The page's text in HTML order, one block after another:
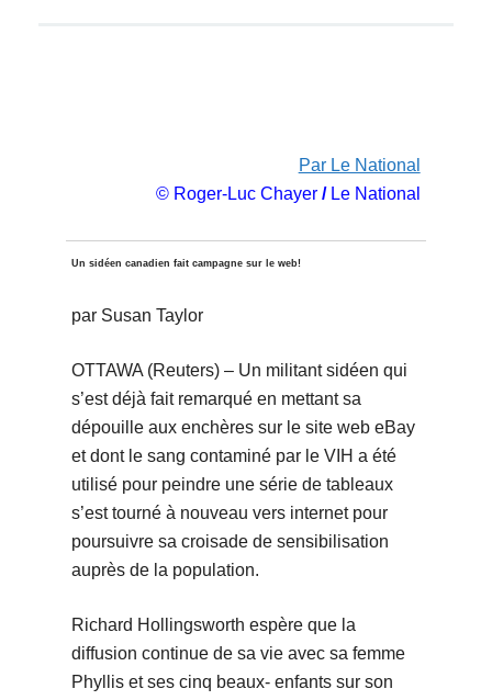
Par Le National
© Roger-Luc Chayer/Le National
Un sidéen canadien fait campagne sur le web!
par Susan Taylor
OTTAWA (Reuters) – Un militant sidéen qui
s’est déjà fait remarqué en mettant sa
dépouille aux enchères sur le site web eBay
et dont le sang contaminé par le VIH a été
utilisé pour peindre une série de tableaux
s’est tourné à nouveau vers internet pour
poursuivre sa croisade de sensibilisation
auprès de la population.
Richard Hollingsworth espère que la
diffusion continue de sa vie avec sa femme
Phyllis et ses cinq beaux- enfants sur son